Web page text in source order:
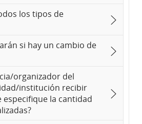
los tipos de
si hay un cambio de
organizador del
institución recibir
la cantidad